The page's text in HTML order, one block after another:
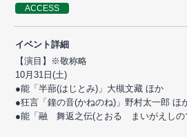
ACCESS
イベント詳細
【演目】※敬称略
10月31日(土)
●能「半蔀(はじとみ)」大槻文藏 ほか
●狂言「鐘の音(かねのね)」野村太一郎 ほ
●能「融 舞返之伝(とおる まいがえしの